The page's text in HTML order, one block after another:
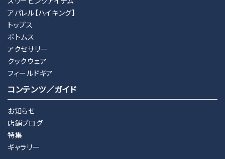
アパレル【ハイキング】
トップス
ボトムス
アクセサリー
クックウェア
フィールドギア
コンテンツ／ガイド
お知らせ
店舗ブログ
特集
ギャラリー